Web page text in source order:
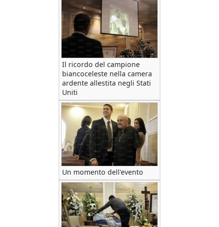
Il ricordo del campione
biancoceleste nella camera
ardente allestita negli Stati
Uniti
Un momento dell'evento